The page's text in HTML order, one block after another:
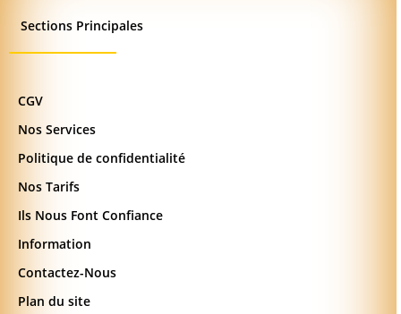
Sections Principales
CGV
Nos Services
Politique de confidentialité
Nos Tarifs
Ils Nous Font Confiance
Information
Contactez-Nous
Plan du site